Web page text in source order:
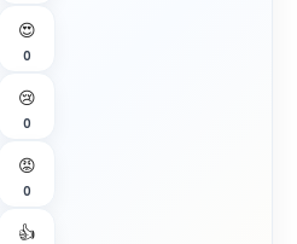
😍
0
😢
0
😡
0
👍